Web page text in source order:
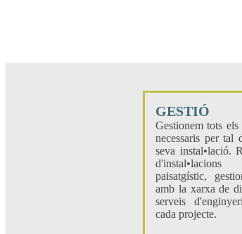
GESTIÓ
Gestionem tots
necessaris per tal
seva instal•lació.
paisatgístic,
amb la xarxa de
serveis
cada projecte.